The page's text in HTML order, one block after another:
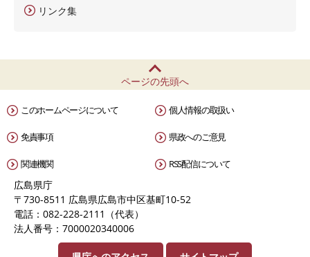
リンク集
ページの先頭へ
このホームページについて 個人情報の取扱い
免責事項 県政へのご意見
関連機関 RSS配信について
広島県庁
〒730-8511 広島県広島市中区基町10-52
電話：082-228-2111（代表）
法人番号：7000020340006